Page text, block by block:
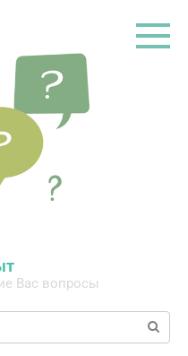
Вас вопросы